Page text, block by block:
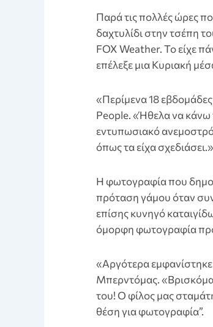
Παρά τις πολλές ώρες
δαχτυλίδι στην τσέπη
FOX Weather. Το είχε
επέλεξε μια Κυριακή
«Περίμενα 18
People. «Ήθελα να
εντυπωσιακό
όπως τα είχα σχεδιάσει.»
Η φωτογραφία που
πρόταση γάμου όταν
επίσης κυνηγό
όμορφη φωτογραφία
«Αργότερα
Μπερντόμας.
του! Ο φίλος μας
θέση για φωτογραφία”.